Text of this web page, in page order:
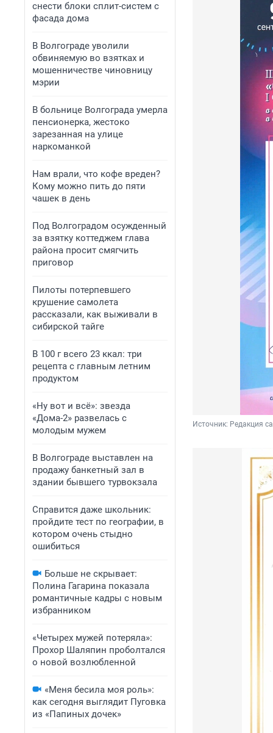
снести блоки сплит-систем с
фасада дома
В Волгограде уволили
обвиняемую во взятках и
мошенничестве чиновницу
мэрии
В больнице Волгограда умерла
пенсионерка, жестоко
зарезанная на улице
наркоманкой
Нам врали, что кофе вреден?
Кому можно пить до пяти
чашек в день
Под Волгоградом осужденный
за взятку коттеджем глава
района просит смягчить
приговор
Пилоты потерпевшего
крушение самолета
рассказали, как выживали в
сибирской тайге
В 100 г всего 23 ккал: три
рецепта с главным летним
продуктом
«Ну вот и всё»: звезда
«Дома-2» развелась с
молодым мужем
В Волгограде выставлен на
продажу банкетный зал в
здании бывшего турвокзала
Справится даже школьник:
пройдите тест по географии, в
котором очень стыдно
ошибиться
Больше не скрывает:
Полина Гагарина показала
романтичные кадры с новым
избранником
«Четырех мужей потеряла»:
Прохор Шаляпин проболтался
о новой возлюбленной
«Меня бесила моя роль»:
как сегодня выглядит Пуговка
из «Папиных дочек»
Источник: Редакция